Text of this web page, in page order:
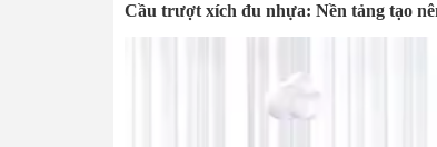
Cầu trượt xích đu nhựa: Nền tảng tạo